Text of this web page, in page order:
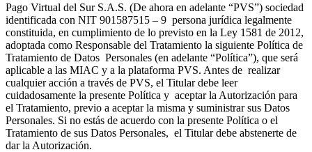
Pago Virtual del Sur S.A.S. (De ahora en adelante “PVS”) sociedad
identificada con NIT 901587515 – 9 persona jurídica legalmente
constituida, en cumplimiento de lo previsto en la Ley 1581 de 2012,
adoptada como Responsable del Tratamiento la siguiente Política de
Tratamiento de Datos Personales (en adelante “Política”), que será
aplicable a las MIAC y a la plataforma PVS. Antes de realizar
cualquier acción a través de PVS, el Titular debe leer
cuidadosamente la presente Política y aceptar la Autorización para
el Tratamiento, previo a aceptar la misma y suministrar sus Datos
Personales. Si no estás de acuerdo con la presente Política o el
Tratamiento de sus Datos Personales, el Titular debe abstenerte de
dar la Autorización.